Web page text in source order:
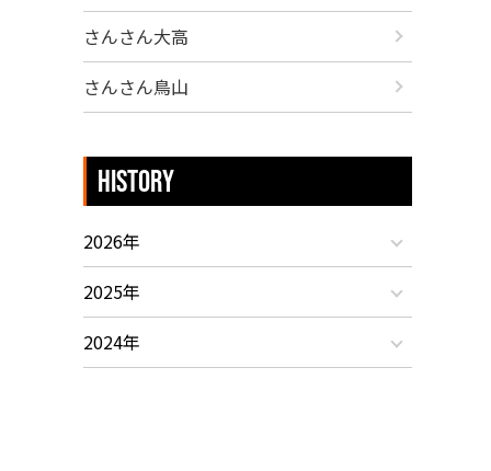
さんさん大高
さんさん鳥山
HISTORY
2026年
2025年
2024年